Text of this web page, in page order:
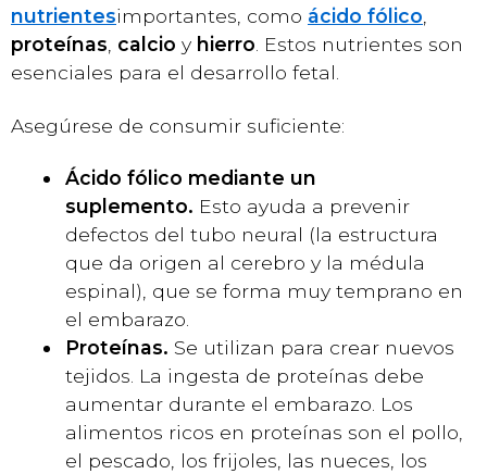
nutrientesimportantes, como ácido fólico
proteínas calcio y hierro . Estos nutrientes son
esenciales para el desarrollo fetal.
Asegúrese de consumir suficiente:
Ácido fólico mediante un
suplemento. Esto ayuda a prevenir
defectos del tubo neural (la estructura
que da origen al cerebro y la médula
espinal), que se forma muy temprano en
el embarazo.
Proteínas. Se utilizan para crear nuevos
tejidos. La ingesta de proteínas debe
aumentar durante el embarazo. Los
alimentos ricos en proteínas son el pollo,
el pescado, los frijoles, las nueces, los